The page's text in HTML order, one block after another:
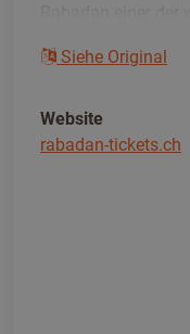
Siehe Original
Website
rabadan-tickets.ch